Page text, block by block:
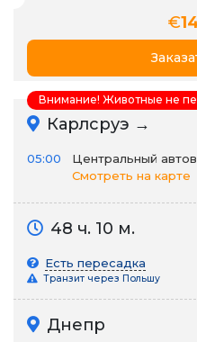
€
Карлсруэ →
05:00
Центральный
Смотреть на карте
48 ч. 10 м.
Есть пересадка
Транзит через Польшу
Днепр
Внимание! Животные не